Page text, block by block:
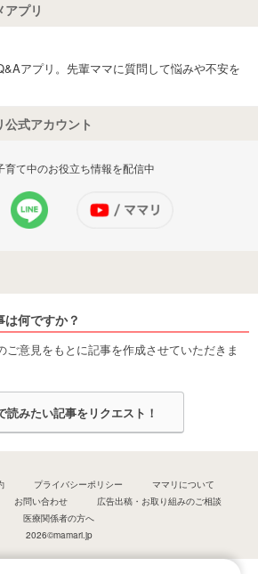
プリ
アプリ。先輩ママに質問して悩みや不安を
式アカウント
育て中のお役立ち情報を配信中
何ですか？
ご意見をもとに記事を作成させていただきま
読みたい記事をリクエスト！
プライバシーポリシー
ママリについて
お問い合わせ
広告出稿・お取り組みのご相談
医療関係者の方へ
2026©mamari.jp